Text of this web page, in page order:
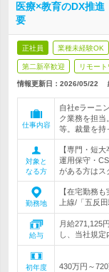
医療×教育のDX推
要
正社員 業種未経験OK
第二新卒歓迎 リモー
情報更新日：2026/05/22
仕事内容
自社eラーニ
ク業務を担当
等。裁量を持
対象と
なる方
【専門・短
運用保守・
がある方はス
勤務地
【在宅勤務
上線/「五反
給与
月給271,125
し、当社規
初年度
430万円～